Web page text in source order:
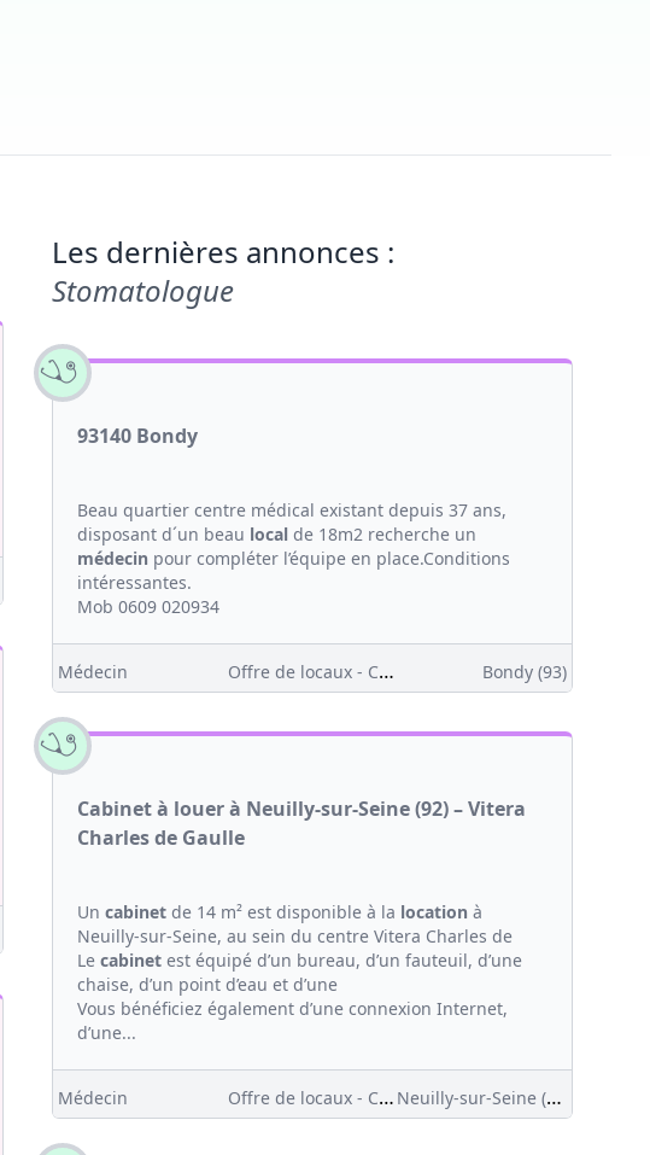
Les dernières annonces :
Stomatologue
93140 Bondy
Beau quartier centre médical existant depuis 37 ans,
disposant d´un beau local de 18m2 recherche un
médecin pour compléter l’équipe en place.Conditions
intéressantes.
Mob 0609 020934
Médecin Offre de locaux - Clientèle Bondy (93)
Cabinet à louer à Neuilly-sur-Seine (92) – Vitera
Charles de Gaulle
Un cabinet de 14 m² est disponible à la location à
Neuilly-sur-Seine, au sein du centre Vitera Charles de
Le cabinet est équipé d’un bureau, d’un fauteuil, d’une
chaise, d’un point d’eau et d’une
Vous bénéficiez également d’une connexion Internet,
d’une...
Médecin Offre de locaux - Clientèle Neuilly-sur-Seine (92)